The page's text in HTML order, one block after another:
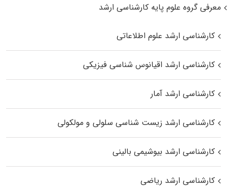
معرفی گروه علوم پایه کارشناسی ارشد
کارشناسی ارشد علوم اطلاعاتی
کارشناسی ارشد اقیانوس‌ شناسی فیزیکی
کارشناسی ارشد آمار
کارشناسی ارشد زیست شناسی سلولی و مولکولی
کارشناسی ارشد بیوشیمی بالینی
کارشناسی ارشد ریاضی